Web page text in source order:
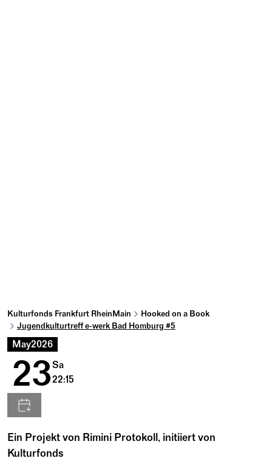
Kulturfonds Frankfurt RheinMain
Hooked on a Book
Jugendkulturtreff e-werk Bad Homburg #5
May2026
23Sa
22:15
Ein Projekt von Rimini Protokoll, initiiert von
Kulturfonds